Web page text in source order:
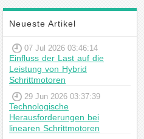
Neueste Artikel
07 Jul 2026 03:46:14
Einfluss der Last auf die
Leistung von Hybrid
Schrittmotoren
29 Jun 2026 03:37:39
Technologische
Herausforderungen bei
linearen Schrittmotoren